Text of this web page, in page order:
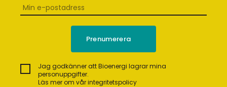
Jag godkänner att Bioenergi lagrar mina
personuppgifter.
Läs mer om vår integritetspolicy